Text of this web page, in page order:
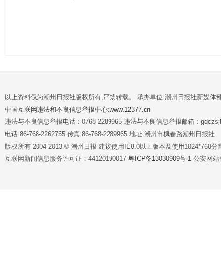
以上资料仅为潮州日报社版权所有,严禁转载。 承办单位:潮州日报社新媒体
中国互联网违法和不良信息举报中心:www.12377.cn
违法与不良信息举报电话：0768-2289965 违法与不良信息举报邮箱：
电话:86-768-2262755 传真:86-768-2289965 地址:潮州市枫春路潮州日报社
版权所有 2004-2013 © 潮州日报 建议使用IE8.0以上版本及使用1024*768分
互联网新闻信息服务许可证：44120190017 粤ICP备13030909号-1 公安网站